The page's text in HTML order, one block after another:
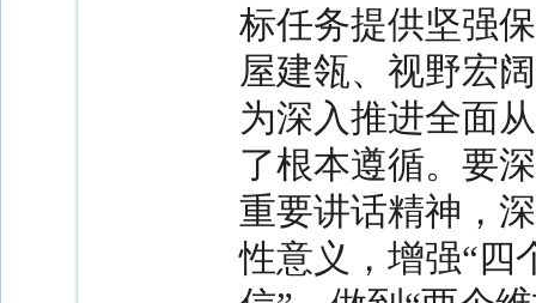
标任务提供坚强
屋建瓴、视野宏
为深入推进全面
了根本遵循。要
重要讲话精神，
性意义，增强“四